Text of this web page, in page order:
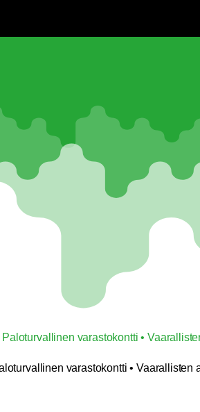
varastokontti •